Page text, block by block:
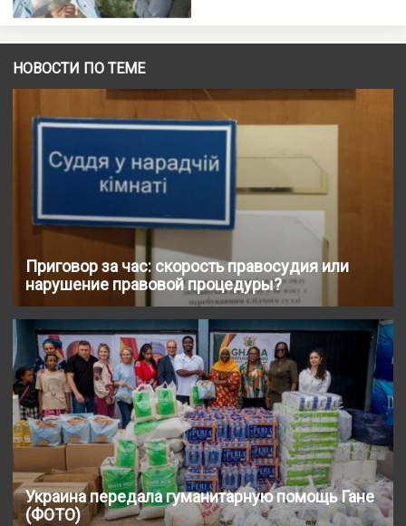
НОВОСТИ ПО ТЕМЕ
Приговор за час: скорость правосудия или
нарушение правовой процедуры?
Украина передала гуманитарную помощь Гане
(ФОТО)